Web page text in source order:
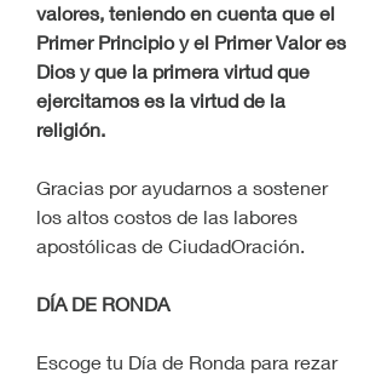
valores, teniendo en cuenta que el
Primer Principio y el Primer Valor es
Dios y que la primera virtud que
ejercitamos es la virtud de la
religión.
Gracias por ayudarnos a sostener
los altos costos de las labores
apostólicas de CiudadOración.
DÍA DE RONDA
Escoge tu Día de Ronda para rezar